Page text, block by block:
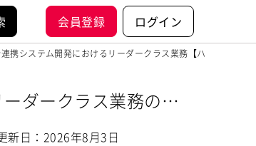
会員登録 ログイン
携システム開発におけるリーダークラス業務【ハックスハブ
ダークラス業務の案
新日：2026年8月3日